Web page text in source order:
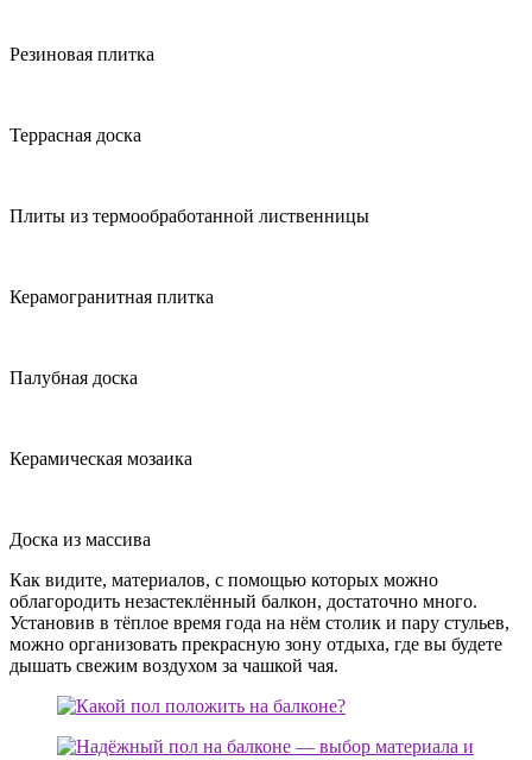
Резиновая плитка
Террасная доска
Плиты из термообработанной лиственницы
Керамогранитная плитка
Палубная доска
Керамическая мозаика
Доска из массива
Как видите, материалов, с помощью которых можно
облагородить незастеклённый балкон, достаточно много.
Установив в тёплое время года на нём столик и пару стульев,
можно организовать прекрасную зону отдыха, где вы будете
дышать свежим воздухом за чашкой чая.